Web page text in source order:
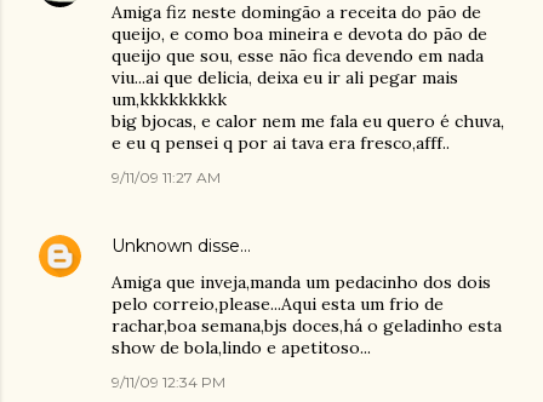
Amiga fiz neste domingão a receita do pão de
queijo, e como boa mineira e devota do pão de
queijo que sou, esse não fica devendo em nada
viu...ai que delicia, deixa eu ir ali pegar mais
um,kkkkkkkkk
big bjocas, e calor nem me fala eu quero é chuva,
e eu q pensei q por ai tava era fresco,afff..
9/11/09 11:27 AM
Unknown disse…
Amiga que inveja,manda um pedacinho dos dois
pelo correio,please...Aqui esta um frio de
rachar,boa semana,bjs doces,há o geladinho esta
show de bola,lindo e apetitoso...
9/11/09 12:34 PM